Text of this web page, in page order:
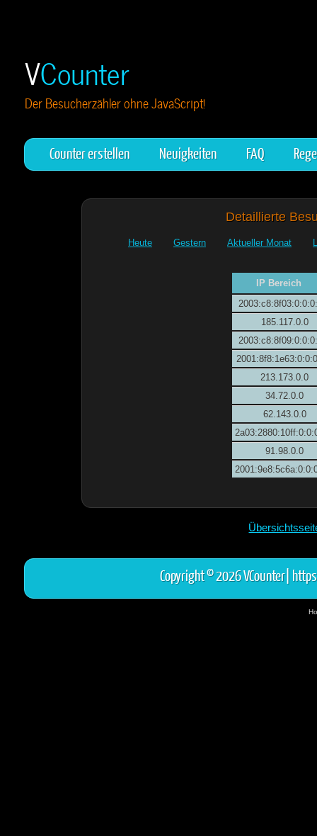
VCounter
Der Besucherzähler ohne JavaScript!
Counter erstellen Neuigkeiten FAQ
Detaillierte
Heute Gestern Aktueller Monat
IP Bereich
185.117.0.0
213.173.0.0
34.72.0.0
62.143.0.0
91.98.0.0
Copyright © 2026 VCounter|